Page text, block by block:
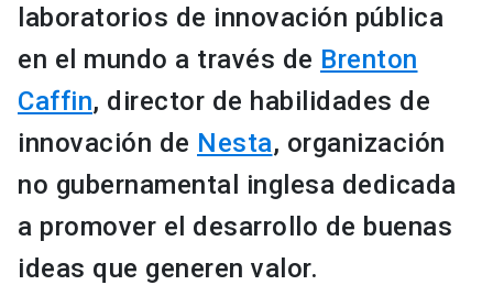
laboratorios de innovación pública
en el mundo a través de Brenton
Caffin, director de habilidades de
innovación de Nesta, organización
no gubernamental inglesa dedicada
a promover el desarrollo de buenas
ideas que generen valor.